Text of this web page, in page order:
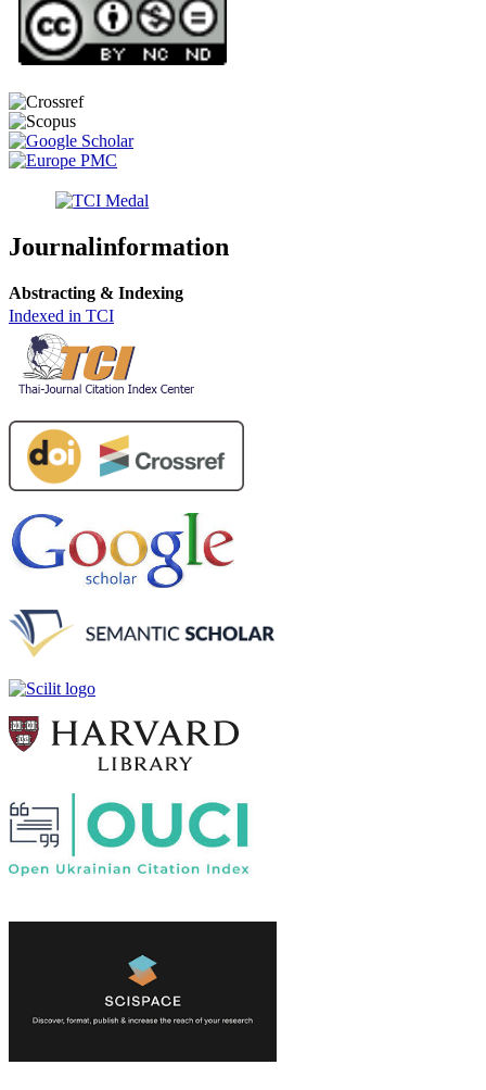
Journalinformation
Abstracting & Indexing
Indexed in TCI